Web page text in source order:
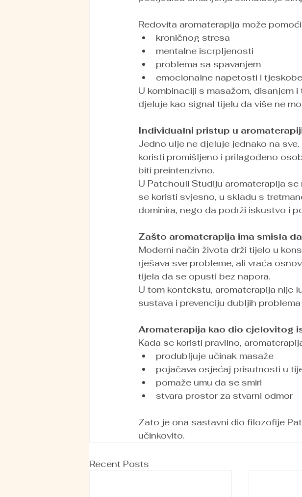
Redovita aromaterapija može
kroničnog stresa
mentalne iscrpljenosti
problema sa spavanjem
emocionalne napetosti i tjeskobe
U kombinaciji s masažom, disanjem
djeluje kao signal tijelu da više ne
Individualni pristup u
Jedno ulje ne djeluje jednako na
koristi promišljeno i prilagođeno
biti preintenzivno.
U Patchouli Studiju aromaterapija se
se koristi svjesno, u skladu s
dominira, nego da podrži iskustvo i
Zašto aromaterapija ima smisla
Moderni način života drži tijelo u
rješava sve probleme, ali vraća
tijela da se opusti bez napora.
U tom kontekstu, aromaterapija nije
sustava i prevenciju dubljih
Aromaterapija kao dio cjelovitog
Kada se koristi pravilno,
produbljuje učinak masaže
pojačava osjećaj prisutnosti u
pomaže umu da se smiri
stvara prostor za stvarni odmor
Zato je ona sastavni dio filozofije
učinkovito.
Recent Posts